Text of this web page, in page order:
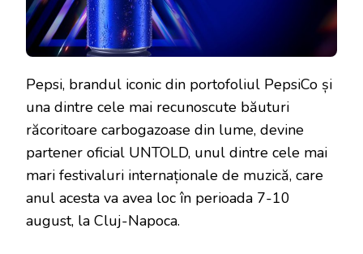
Pepsi, brandul iconic din portofoliul PepsiCo și
una dintre cele mai recunoscute băuturi
răcoritoare carbogazoase din lume, devine
partener oficial UNTOLD, unul dintre cele mai
mari festivaluri internaționale de muzică, care
anul acesta va avea loc în perioada 7-10
august, la Cluj-Napoca.